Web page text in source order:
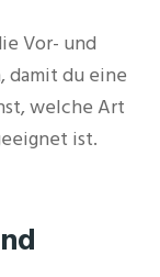
Vor- und
damit du eine
welche Art
ist.